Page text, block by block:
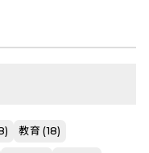
教育 (18)